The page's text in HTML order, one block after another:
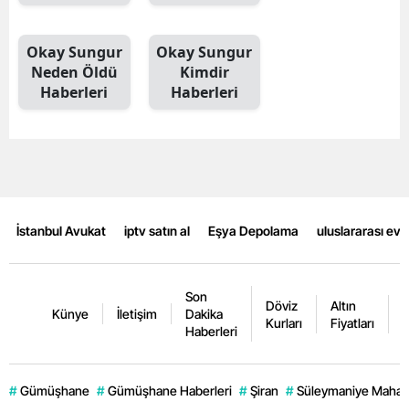
Zonguldak
Aksaray
Şırnak
Bartın
Ardahan
Okay Sungur
Neden Öldü
Haberleri
Okay Sungur
Kimdir
Haberleri
İstanbul Avukat iptv satın al Eşya Depolama uluslararası
Künye İletişim
Son
Dakika
Haberleri
Döviz
Kurları
Altın
Fiyatları
# Gümüşhane # Gümüşhane Haberleri # Şiran # Süleymaniye